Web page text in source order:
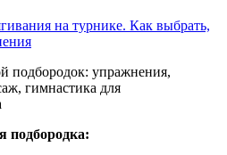
на турнике. Как выбрать,
подбородка: